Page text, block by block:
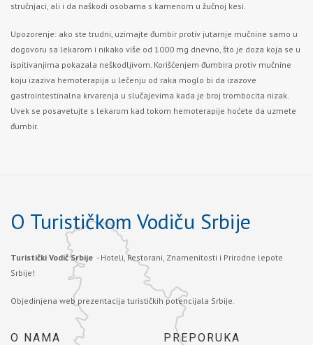
stručnjaci, ali i da naškodi osobama s kamenom u žučnoj kesi.
Upozorenje: ako ste trudni, uzimajte đumbir protiv jutarnje mučnine samo u
dogovoru sa lekarom i nikako više od 1000 mg dnevno, što je doza koja se u
ispitivanjima pokazala neškodljivom. Korišćenjem đumbira protiv mučnine
koju izaziva hemoterapija u lečenju od raka moglo bi da izazove
gastrointestinalna krvarenja u slučajevima kada je broj trombocita nizak.
Uvek se posavetujte s lekarom kad tokom hemoterapije hoćete da uzmete
đumbir.
O Turističkom Vodiču Srbije
Turistički Vodič Srbije - Hoteli, Restorani, Znamenitosti i Prirodne lepote
Srbije!
Objedinjena web prezentacija turističkih potencijala Srbije.
O NAMA PREPORUKA